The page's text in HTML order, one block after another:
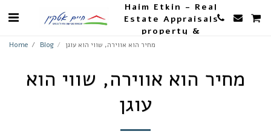
Haim Etkin - Real
Estate Appraisals
property &
Agriculture
Home Blog מחיר הוא אווירה, שווי הוא עוגן
מחיר הוא אווירה, שווי הוא
עוגן